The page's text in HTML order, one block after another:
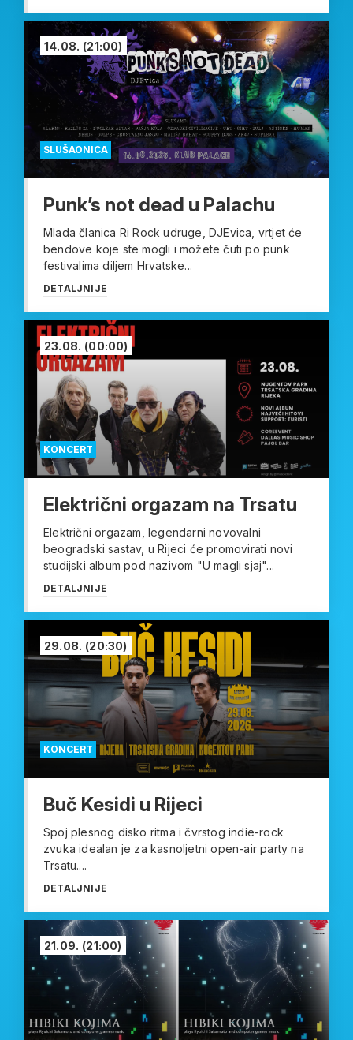
SLUŠAONICA
14.08. (21:00)
Punk’s not dead u Palachu
Mlada članica Ri Rock udruge, DJEvica, vrtjet će
bendove koje ste mogli i možete čuti po punk
festivalima diljem Hrvatske...
DETALJNIJE
KONCERT
23.08. (00:00)
Električni orgazam na Trsatu
Električni orgazam, legendarni novovalni
beogradski sastav, u Rijeci će promovirati novi
studijski album pod nazivom "U magli sjaj"...
DETALJNIJE
KONCERT
29.08. (20:30)
Buč Kesidi u Rijeci
Spoj plesnog disko ritma i čvrstog indie-rock
zvuka idealan je za kasnoljetni open-air party na
Trsatu....
DETALJNIJE
21.09. (21:00)